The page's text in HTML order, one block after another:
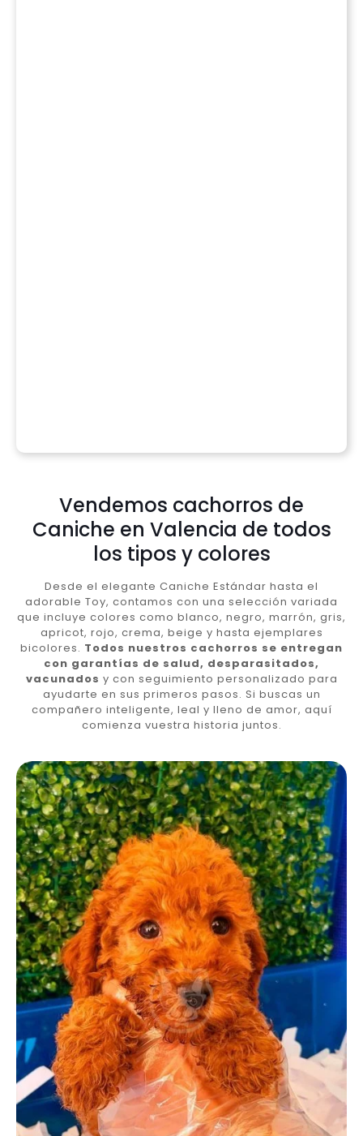
Vendemos cachorros de
Caniche en Valencia de todos
los tipos y colores
Desde el elegante Caniche Estándar hasta el
adorable Toy, contamos con una selección variada
que incluye colores como blanco, negro, marrón, gris,
apricot, rojo, crema, beige y hasta ejemplares
bicolores. Todos nuestros cachorros se entregan
con garantías de salud, desparasitados,
vacunados y con seguimiento personalizado para
ayudarte en sus primeros pasos. Si buscas un
compañero inteligente, leal y lleno de amor, aquí
comienza vuestra historia juntos.